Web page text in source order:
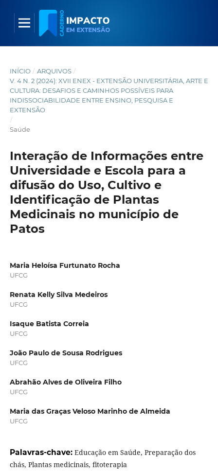
INÍCIO / ARQUIVOS /
V. 4 N. 2 (2024): XVII ENEX - EXTENSÃO UNIVERSITÁRIA, ARTE E
CULTURA: DESAFIOS E CAMINHOS POSSÍVEIS PARA
INDISSOCIABILIDADE ENTRE ENSINO, PESQUISA E
EXTENSÃO
/
Saúde
Interação de Informações entre
Universidade e Escola para a
difusão do Uso, Cultivo e
Identificação de Plantas
Medicinais no município de
Patos
Maria Heloísa Furtunato Rocha
UFCG
Renata Kelly Silva Medeiros
UFCG
Isaque Batista Correia
UFCG
João Paulo de Sousa Rodrigues
UFCG
Abrahão Alves de Oliveira Filho
UFCG
Maria das Graças Veloso Marinho de Almeida
UFCG
Palavras-chave: Educação em Saúde, Preparação dos
chás, Plantas medicinais, fitoterapia